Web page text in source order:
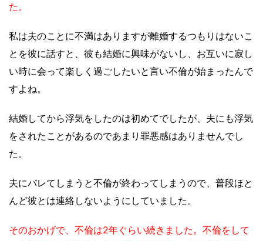
た。
私は夫のことに不満はありますが離婚するつもりはないこ
とを彼に話すと、彼も結婚に興味がないし、お互いに寂し
い時に会って楽しく過ごしたいと言い不倫が始まったんで
すよね。
結婚してから浮気をしたのは初めてでしたが、夫にも浮気
をされたことがあるのであまり罪悪感はありませんでし
た。
夫にバレてしまうと不倫が終わってしまうので、普段ほと
んど彼とは連絡しないようにしていました。
そのおかげで、不倫は2年ぐらい続きました。不倫をして